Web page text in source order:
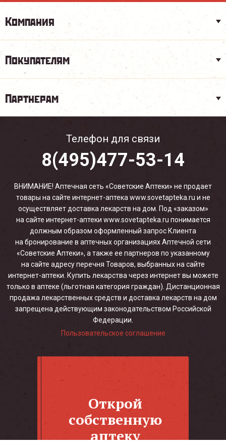
Компания
Покупателям
Партнерам
Телефон для связи
8(495)477-53-14
ВНИМАНИЕ! Аптечная сеть «Советские Аптеки» не продает
товары на сайте интернет-аптека www.sovetapteka.ru и не
осуществляет доставка лекарств на дом. Под «заказом»
на сайте интернет-аптеки www.sovetapteka.ru понимается
должным образом оформленный запрос Клиента
на бронирование в аптечных организациях Аптечной сети
«Советские Аптеки», а также ее партнеров по указанному
на сайте адресу перечня Товаров, выбранных на сайте
интернет-аптеки. Купить лекарства через интернет вы можете
только в аптеке (льготная категория граждан). Дистанционная
продажа лекарственных средств и доставка лекарств на дом
запрещена действующим законодательством Российской
Федерации.
Пользовательское соглашение
Открой
собственную
аптеку